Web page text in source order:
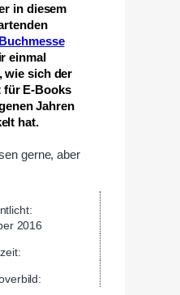
in diesem
einmal
wie sich der
für E-Books
Jahren
hat.
2016